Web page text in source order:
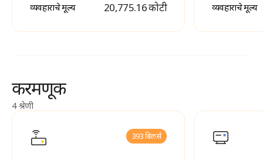
व्यवहाराचे मूल्य ₹ 20,775.16 कोटी व्यवहाराचे मूल्य
करमणूक
4 श्रेणी
393 बिलर्स